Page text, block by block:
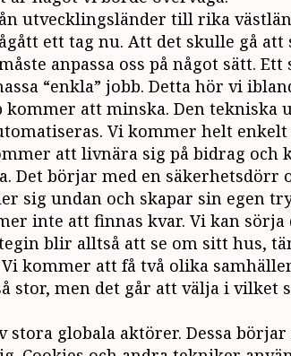
utvecklingsländer till rika
ett tag nu. Att det skulle gå att
anpassa oss på något sätt. Ett
“enkla” jobb. Detta hör vi
att minska. Den tekniska
Vi kommer helt enkelt
att livnära sig på bidrag
Det börjar med en säkerhetsdörr
sig undan och skapar sin egen
inte att finnas kvar. Vi kan sörja
blir alltså att se om sitt hus,
kommer att få två olika
stor, men det går att välja i vilket
globala aktörer. Dessa